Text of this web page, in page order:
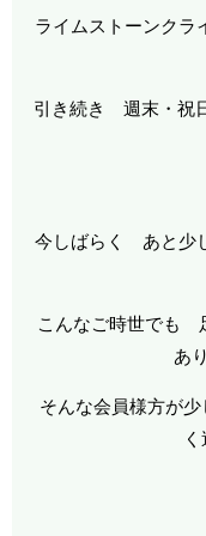
ライムストーンク
引き続き 週末・祝
今しばらく あと少
こんなご時世でも
あ
そんな会員様方が